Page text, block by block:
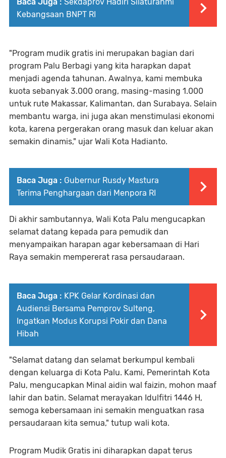
Baca Juga : Sekdaprov Hadiri Silaturahmi
Kebangsaan BNPT RI
"Program mudik gratis ini merupakan bagian dari
program Palu Berbagi yang kita harapkan dapat
menjadi agenda tahunan. Awalnya, kami membuka
kuota sebanyak 3.000 orang, masing-masing 1.000
untuk rute Makassar, Kalimantan, dan Surabaya. Selain
membantu warga, ini juga akan menstimulasi ekonomi
kota, karena pergerakan orang masuk dan keluar akan
semakin dinamis," ujar Wali Kota Hadianto.
Baca Juga : Gubernur Rusdy Mastura
Terima Penghargaan dari Menpora RI
Di akhir sambutannya, Wali Kota Palu mengucapkan
selamat datang kepada para pemudik dan
menyampaikan harapan agar kebersamaan di Hari
Raya semakin mempererat rasa persaudaraan.
Baca Juga : KPK Gelar Kordinasi dan
Audiensi Bersama Pemprov Sulteng,
Ingatkan Modus Korupsi Pokir dan Dana
Hibah
"Selamat datang dan selamat berkumpul kembali
dengan keluarga di Kota Palu. Kami, Pemerintah Kota
Palu, mengucapkan Minal aidin wal faizin, mohon maaf
lahir dan batin. Selamat merayakan Idulfitri 1446 H,
semoga kebersamaan ini semakin menguatkan rasa
persaudaraan kita semua," tutup wali kota.
Program Mudik Gratis ini diharapkan dapat terus